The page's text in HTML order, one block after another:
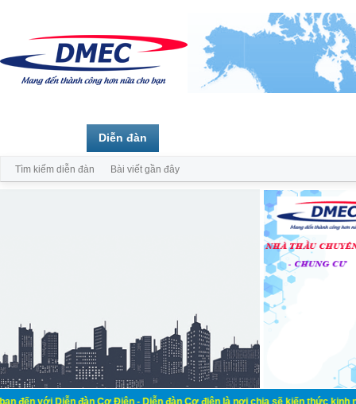
đàn Cơ Điện - Diễn đàn Cơ điện là nơi chia sẽ kiến thức kinh nghiệm
Diễn đàn
Tìm kiếm diễn đàn Bài viết gần đây